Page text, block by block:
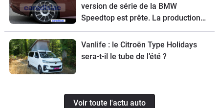
version de série de la BMW
Speedtop est prête. La production
de ce break de chasse sera limitée à
70 exemplaires.
Vanlife : le Citroën Type Holidays
sera-t-il le tube de l’été ?
Voir toute l'actu auto